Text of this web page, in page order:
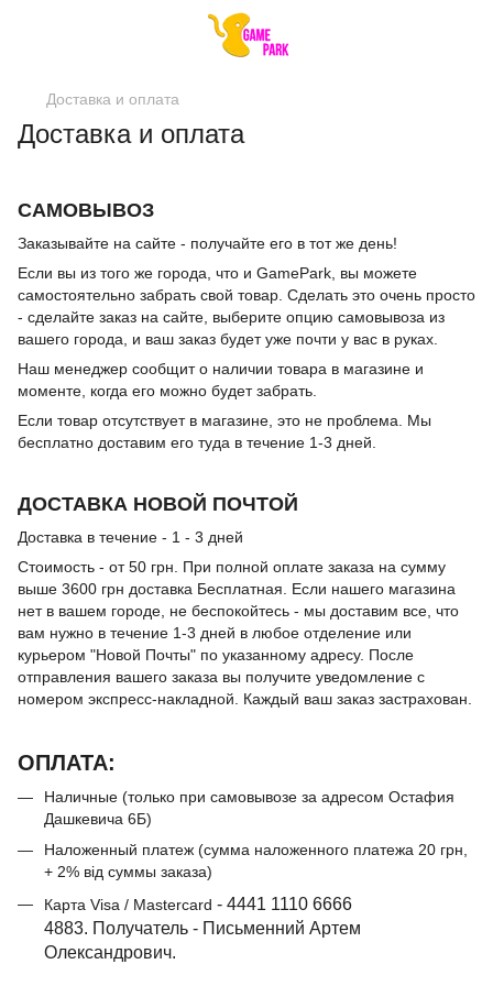
Доставка и оплата
Доставка и оплата
САМОВЫВОЗ
Заказывайте на сайте - получайте его в тот же день!
Если вы из того же города, что и GamePark, вы можете
самостоятельно забрать свой товар. Сделать это очень просто
- сделайте заказ на сайте, выберите опцию самовывоза из
вашего города, и ваш заказ будет уже почти у вас в руках.
Наш менеджер сообщит о наличии товара в магазине и
моменте, когда его можно будет забрать.
Если товар отсутствует в магазине, это не проблема. Мы
бесплатно доставим его туда в течение 1-3 дней.
ДОСТАВКА НОВОЙ ПОЧТОЙ
Доставка в течение - 1 - 3 дней
Стоимость - от 50 грн. При полной оплате заказа на сумму
выше 3600 грн доставка Бесплатная. Если нашего магазина
нет в вашем городе, не беспокойтесь - мы доставим все, что
вам нужно в течение 1-3 дней в любое отделение или
курьером "Новой Почты" по указанному адресу. После
отправления вашего заказа вы получите уведомление с
номером экспресс-накладной. Каждый ваш заказ застрахован.
ОПЛАТА:
Наличные (только при самовывозе за адресом Остафия
Дашкевича 6Б)
Наложенный платеж (сумма наложенного платежа 20 грн,
+ 2% від суммы заказа)
Карта Visa / Mastercard - 4441 1110 6666
4883. Получатель - Письменний Артем
Олександрович.